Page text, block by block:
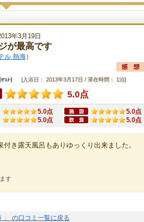
年3月19日
が最高です
ル 熱海）
[入浴日： 2013年3月17日 / 滞在時間： 1泊]
5.0点
5.0点
5.0点
5.0点
5.0点
き露天風呂もありゆっくり出来ました。
す
」 の口コミ一覧に戻る